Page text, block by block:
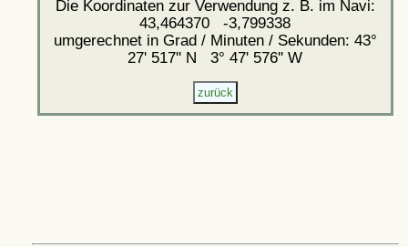
Die Koordinaten zur Verwendung z. B. im Navi:
43,464370 -3,799338
umgerechnet in Grad / Minuten / Sekunden: 43°
27' 517'' N 3° 47' 576'' W